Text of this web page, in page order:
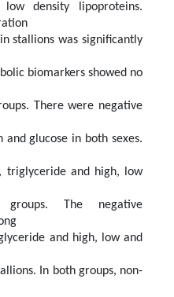
density lipoproteins.
stallions was significantly
biomarkers showed no
There were negative
glucose in both sexes.
triglyceride and high, low
The negative
and high, low and
In both groups, non-